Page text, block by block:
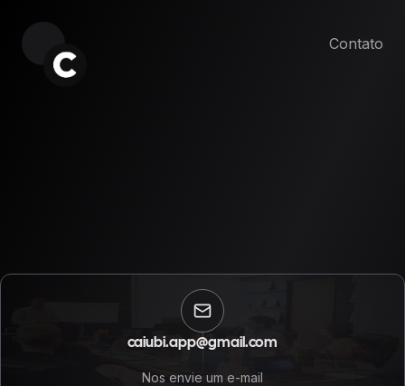
Contato
caiubi.app@gmail.com
Nos envie um e-mail